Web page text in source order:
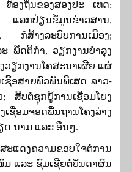
ອງຖິ່ນຂອງສອງປະ ເທດ;
ລກປ່ຽນຂໍ້ມູນຂ່າວສານ,
ສ້າງລະບົບການເມືອງ;
ພຶດຕິກໍາ, ວຽກງານບໍາລຸງ
ວຽກງານໂຄສະນາເຜີຍ ແຜ່
ຊື້ອສາຍພົວພັນພິເສດ ລາວ-
ສືບຕໍ່ຊຸກຍູ້ການເຊື່ອມໂຍງ
ຊື່ອມຈອດພື້ນຖານໂຄງລ່າງ
ດ ນາມ ແລະ ອື່ນໆ.
ດງຄວາມຂອບໃຈຕໍ່ການ
ແລະ ຊົມເຊີຍຕໍ່ບັນດາຜົນ